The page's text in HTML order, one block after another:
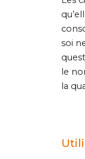
soi
le
la